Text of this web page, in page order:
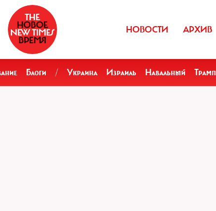
НОВОСТИ АРХИВ
Блоги / Украина Израиль Навальный Трамп